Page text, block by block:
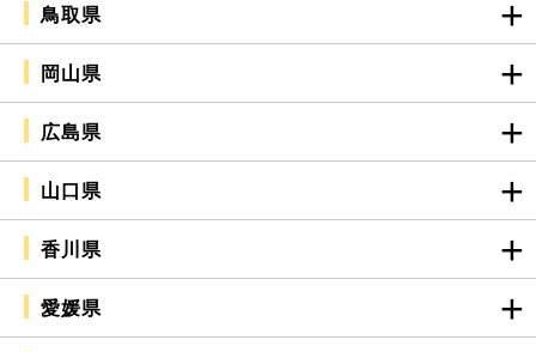
鳥取県
岡山県
広島県
山口県
香川県
愛媛県